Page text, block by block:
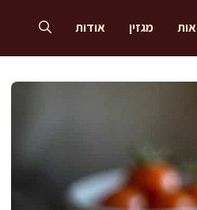
מגזין אודות